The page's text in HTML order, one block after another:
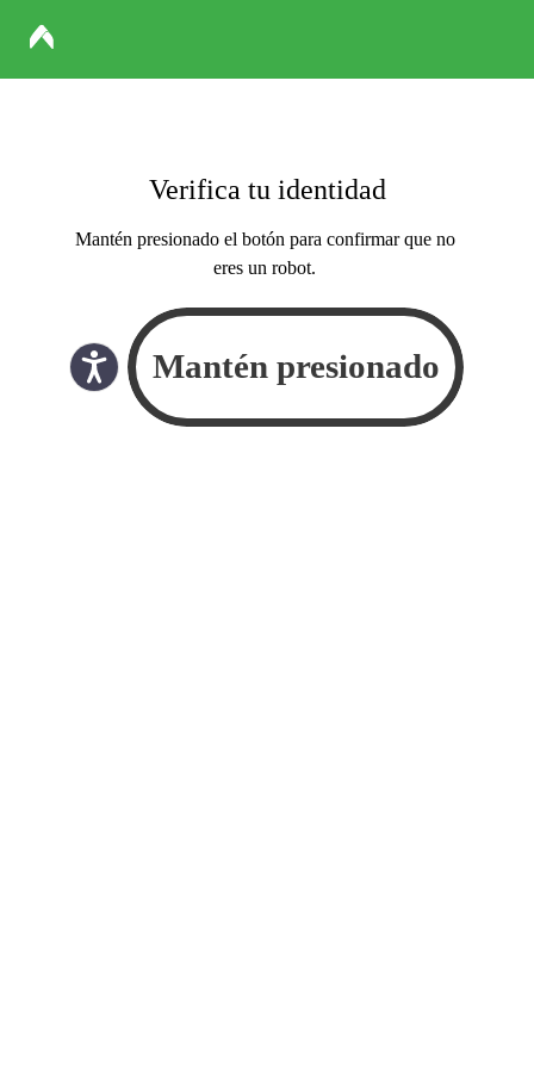
Verifica tu identidad
Mantén presionado el botón para confirmar que no
eres un robot.